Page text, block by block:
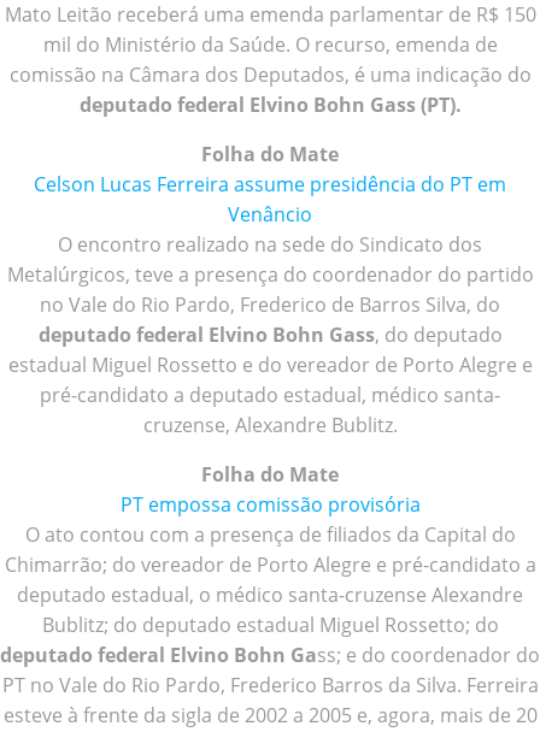
Mato Leitão receberá uma emenda parlamentar de R$ 150
mil do Ministério da Saúde. O recurso, emenda de
comissão na Câmara dos Deputados, é uma indicação do
deputado federal Elvino Bohn Gass (PT).
Folha do Mate
Celson Lucas Ferreira assume presidência do PT em
Venâncio
O encontro realizado na sede do Sindicato dos
Metalúrgicos, teve a presença do coordenador do partido
no Vale do Rio Pardo, Frederico de Barros Silva, do
deputado federal Elvino Bohn Gass, do deputado
estadual Miguel Rossetto e do vereador de Porto Alegre e
pré-candidato a deputado estadual, médico santa-
cruzense, Alexandre Bublitz.
Folha do Mate
PT empossa comissão provisória
O ato contou com a presença de filiados da Capital do
Chimarrão; do vereador de Porto Alegre e pré-candidato a
deputado estadual, o médico santa-cruzense Alexandre
Bublitz; do deputado estadual Miguel Rossetto; do
deputado federal Elvino Bohn Gass; e do coordenador do
PT no Vale do Rio Pardo, Frederico Barros da Silva. Ferreira
esteve à frente da sigla de 2002 a 2005 e, agora, mais de 20